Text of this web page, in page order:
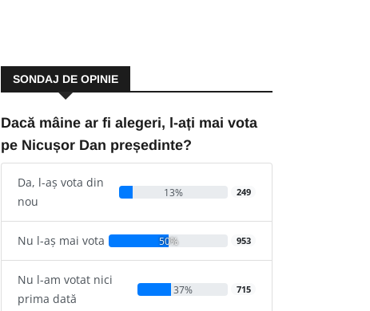
SONDAJ DE OPINIE
Dacă mâine ar fi alegeri, l-ați mai vota
pe Nicușor Dan președinte?
Da, l-aș vota din
nou
13% 249
Nu l-aș mai vota 50% 953
Nu l-am votat nici
prima dată
37% 715